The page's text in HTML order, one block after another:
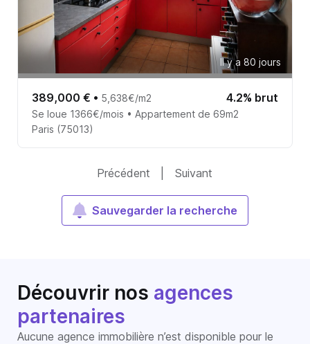
Il y a 80 jours
389,000 € • 5,638€/m2 4.2% brut
Se loue 1366€/mois • Appartement de 69m2
Paris (75013)
Précédent Suivant
Sauvegarder la recherche
Découvrir nos agences
partenaires
Aucune agence immobilière n’est disponible pour le